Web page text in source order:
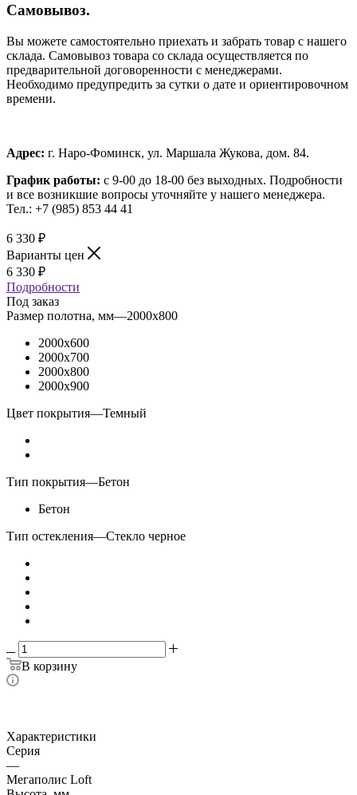
Самовывоз.
Вы можете самостоятельно приехать и забрать товар с нашего
склада. Самовывоз товара со склада осуществляется по
предварительной договоренности с менеджерами.
Необходимо предупредить за сутки о дате и ориентировочном
времени.
Адрес: г. Наро-Фоминск, ул. Маршала Жукова, дом. 84.
График работы: с 9-00 до 18-00 без выходных. Подробности
и все возникшие вопросы уточняйте у нашего менеджера.
Тел.: +7 (985) 853 44 41
6 330 ₽
Варианты цен
6 330 ₽
Подробности
Под заказ
Размер полотна, мм—2000x800
2000x600
2000x700
2000x800
2000x900
Цвет покрытия—Темный
Тип покрытия—Бетон
Бетон
Тип остекления—Стекло черное
В корзину
Характеристики
Серия
—
Мегаполис Loft